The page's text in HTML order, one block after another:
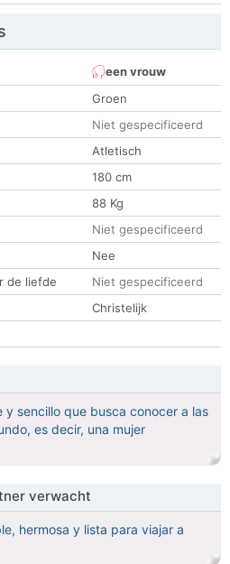
een vrouw
Groen
Niet gespecificeerd
Atletisch
180 cm
88 Kg
Niet gespecificeerd
Nee
de liefde
Niet gespecificeerd
Christelijk
y sencillo que busca conocer a las
es decir, una mujer
verwacht
hermosa y lista para viajar a